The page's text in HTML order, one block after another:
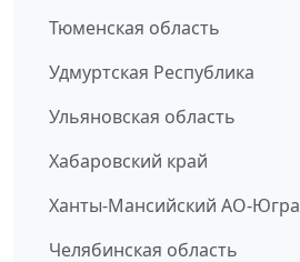
Тюменская область
Удмуртская Республика
Ульяновская область
Хабаровский край
Ханты-Мансийский АО-Югра
Челябинская область